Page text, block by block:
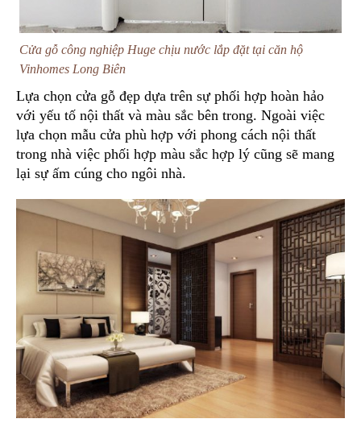
Cửa gỗ công nghiệp Huge chịu nước lắp đặt tại căn hộ
Vinhomes Long Biên
Lựa chọn cửa gỗ đẹp dựa trên sự phối hợp hoàn hảo
với yếu tố nội thất và màu sắc bên trong. Ngoài việc
lựa chọn mẫu cửa phù hợp với phong cách nội thất
trong nhà việc phối hợp màu sắc hợp lý cũng sẽ mang
lại sự ấm cúng cho ngôi nhà.